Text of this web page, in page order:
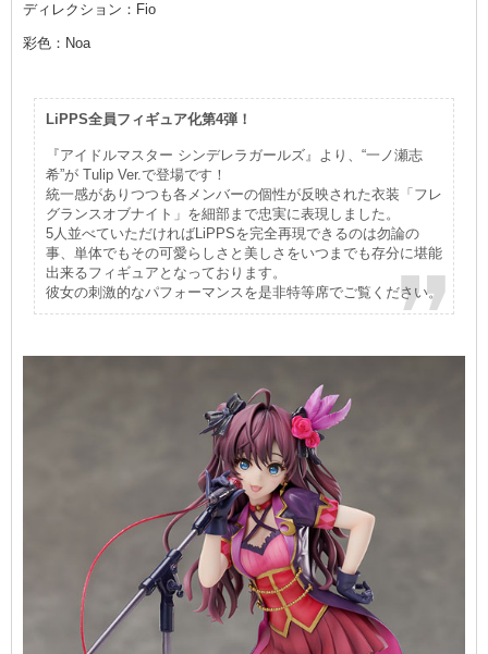
ディレクション：Fio
彩色：Noa
LiPPS全員フィギュア化第4弾！
『アイドルマスター シンデレラガールズ』より、“一ノ瀬志
希”が Tulip Ver.で登場です！
統一感がありつつも各メンバーの個性が反映された衣装「フレ
グランスオブナイト」を細部まで忠実に表現しました。
5人並べていただければLiPPSを完全再現できるのは勿論の
事、単体でもその可愛らしさと美しさをいつまでも存分に堪能
出来るフィギュアとなっております。
彼女の刺激的なパフォーマンスを是非特等席でご覧ください。